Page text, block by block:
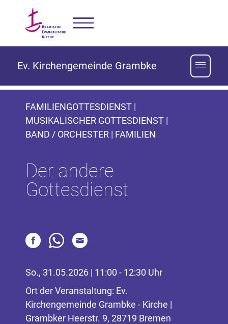
Ev. Kirchengemeinde Grambke
FAMILIENGOTTESDIENST |
MUSIKALISCHER GOTTESDIENST |
BAND / ORCHESTER | FAMILIEN
Der andere
Gottesdienst
So., 31.05.2026 | 11:00 - 12:30 Uhr
Ort der Veranstaltung: Ev.
Kirchengemeinde Grambke - Kirche |
Grambker Heerstr. 9, 28719 Bremen